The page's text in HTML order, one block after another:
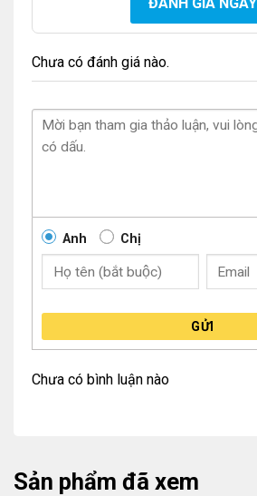
ĐÁNH GIÁ NGAY
Chưa có đánh giá nào.
Anh Chị
GỬI
Chưa có bình luận nào
Sản phẩm đã xem